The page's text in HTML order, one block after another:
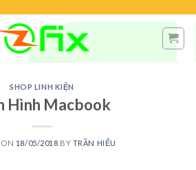
SHOP LINH KIỆN
Hình Macbook
ON 18/05/2018 BY TRẦN HIẾU